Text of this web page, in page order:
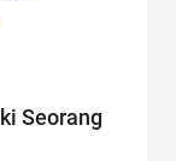
Seorang